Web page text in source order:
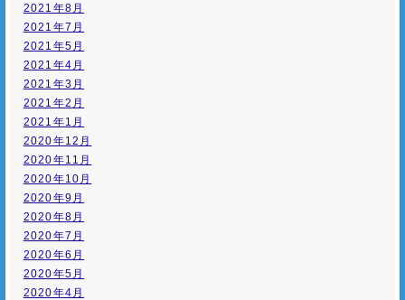
2021年8月
2021年7月
2021年5月
2021年4月
2021年3月
2021年2月
2021年1月
2020年12月
2020年11月
2020年10月
2020年9月
2020年8月
2020年7月
2020年6月
2020年5月
2020年4月